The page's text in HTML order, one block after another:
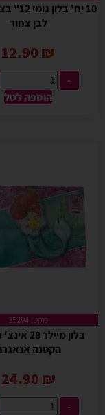
10 יח'
לבן צחור
12.90 ₪
-
הוספה לסל
מקט: 35294
בלון מיילר
הקטנה
24.90 ₪
-